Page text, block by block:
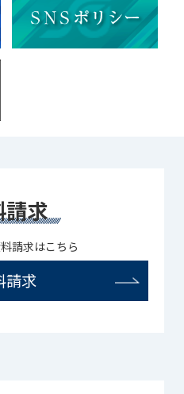
請求
請求はこちら
請求